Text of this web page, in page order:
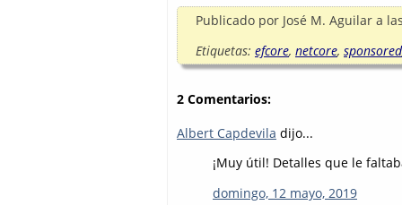
Publicado por José M. Aguilar a
Etiquetas: efcore, netcore, sponsored
2 Comentarios:
Albert Capdevila dijo...
¡Muy útil! Detalles que le
domingo, 12 mayo, 2019